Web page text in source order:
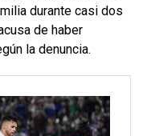
durante casi dos
de haber
la denuncia.